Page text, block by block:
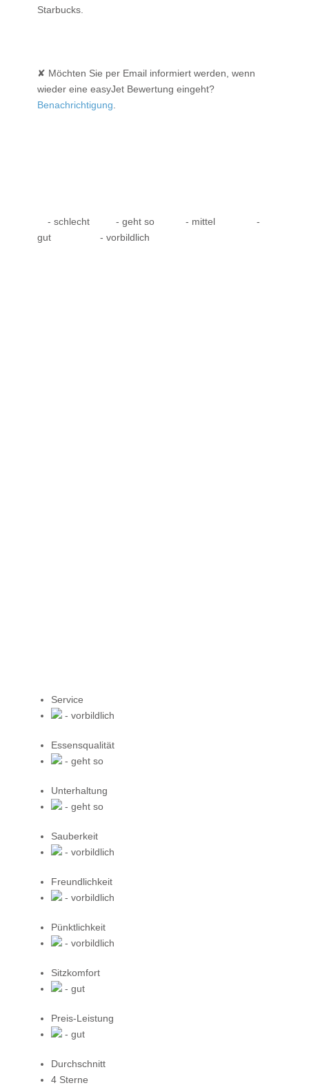
Starbucks.
✘ Möchten Sie per Email informiert werden, wenn
wieder eine easyJet Bewertung eingeht?
Benachrichtigung
- schlecht - geht so - mittel
-
gut
- vorbildlich
Service
- vorbildlich
Essensqualität
- geht so
Unterhaltung
- geht so
Sauberkeit
- vorbildlich
Freundlichkeit
- vorbildlich
Pünktlichkeit
- vorbildlich
Sitzkomfort
- gut
Preis-Leistung
- gut
Durchschnitt
4 Sterne